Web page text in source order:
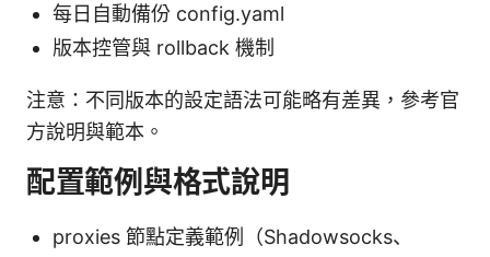
每日自動備份 config.yaml
版本控管與 rollback 機制
注意：不同版本的設定語法可能略有差異，參考官
方說明與範本。
配置範例與格式說明
proxies 節點定義範例（Shadowsocks、